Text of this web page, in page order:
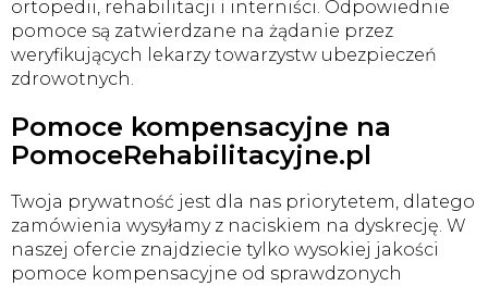
ortopedii, rehabilitacji i interniści. Odpowiednie
pomoce są zatwierdzane na żądanie przez
weryfikujących lekarzy towarzystw ubezpieczeń
zdrowotnych.
Pomoce kompensacyjne na
PomoceRehabilitacyjne.pl
Twoja prywatność jest dla nas priorytetem, dlatego
zamówienia wysyłamy z naciskiem na dyskrecję. W
naszej ofercie znajdziecie tylko wysokiej jakości
pomoce kompensacyjne od sprawdzonych